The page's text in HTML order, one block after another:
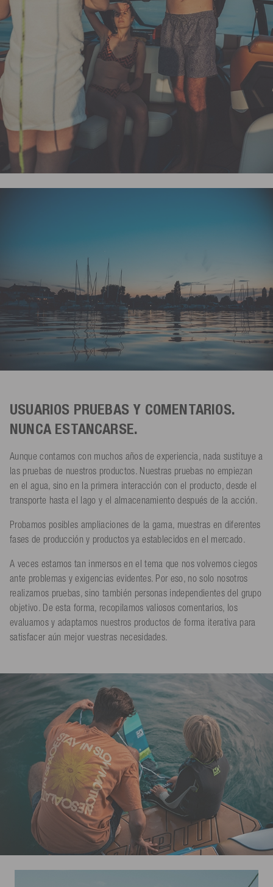
USUARIOS PRUEBAS Y COMENTARIOS.
NUNCA ESTANCARSE.
Aunque contamos con muchos años de experiencia, nada sustituye a
las pruebas de nuestros productos. Nuestras pruebas no empiezan
en el agua, sino en la primera interacción con el producto, desde el
transporte hasta el lago y el almacenamiento después de la acción.
Probamos posibles ampliaciones de la gama, muestras en diferentes
fases de producción y productos ya establecidos en el mercado.
A veces estamos tan inmersos en el tema que nos volvemos ciegos
ante problemas y exigencias evidentes. Por eso, no solo nosotros
realizamos pruebas, sino también personas independientes del grupo
objetivo. De esta forma, recopilamos valiosos comentarios, los
evaluamos y adaptamos nuestros productos de forma iterativa para
satisfacer aún mejor vuestras necesidades.